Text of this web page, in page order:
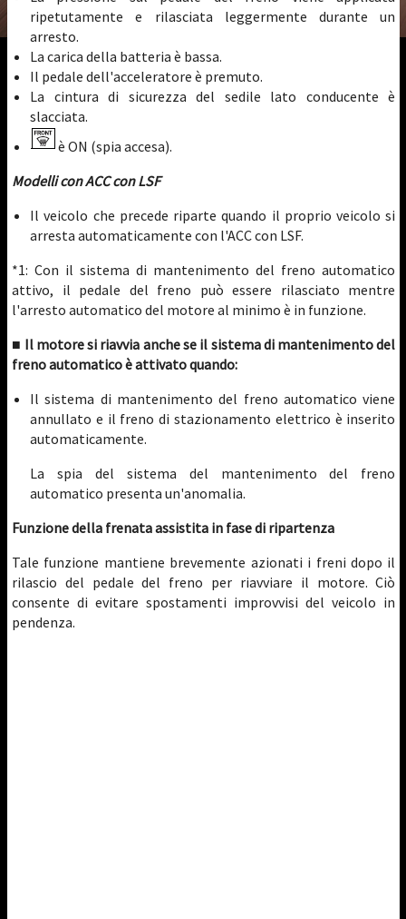
ripetutamente e rilasciata leggermente durante un
arresto.
La carica della batteria è bassa.
Il pedale dell'acceleratore è premuto.
La cintura di sicurezza del sedile lato conducente è
slacciata.
è ON (spia accesa).
Modelli con ACC con LSF
Il veicolo che precede riparte quando il proprio veicolo si
arresta automaticamente con l'ACC con LSF.
*1: Con il sistema di mantenimento del freno automatico
attivo, il pedale del freno può essere rilasciato mentre
l'arresto automatico del motore al minimo è in funzione.
■ Il motore si riavvia anche se il sistema di mantenimento del
freno automatico è attivato quando:
Il sistema di mantenimento del freno automatico viene
annullato e il freno di stazionamento elettrico è inserito
automaticamente.
La spia del sistema del mantenimento del freno
automatico presenta un'anomalia.
Funzione della frenata assistita in fase di ripartenza
Tale funzione mantiene brevemente azionati i freni dopo il
rilascio del pedale del freno per riavviare il motore. Ciò
consente di evitare spostamenti improvvisi del veicolo in
pendenza.